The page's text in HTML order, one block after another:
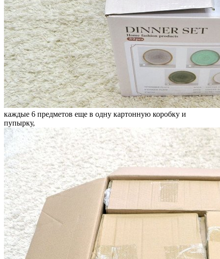
каждые 6 предметов еще в одну картонную коробку и
пупырку,